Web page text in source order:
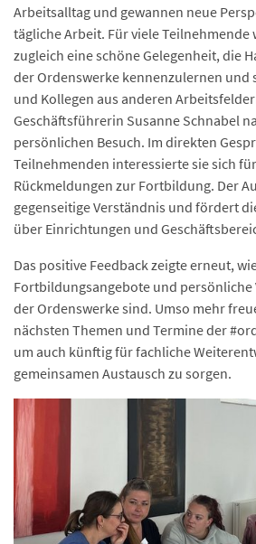
Arbeitsalltag und gewannen neue
tägliche Arbeit. Für viele
zugleich eine schöne Gelegenheit, die
der Ordenswerke kennenzulernen und
und Kollegen aus anderen
Geschäftsführerin Susanne Schnabel
persönlichen Besuch. Im direkten
Teilnehmenden interessierte sie sich
Rückmeldungen zur Fortbildung. Der
gegenseitige Verständnis und fördert
über Einrichtungen und
Das positive Feedback zeigte erneut,
Fortbildungsangebote und
der Ordenswerke sind. Umso mehr
nächsten Themen und Termine der
um auch künftig für fachliche
gemeinsamen Austausch zu sorgen.